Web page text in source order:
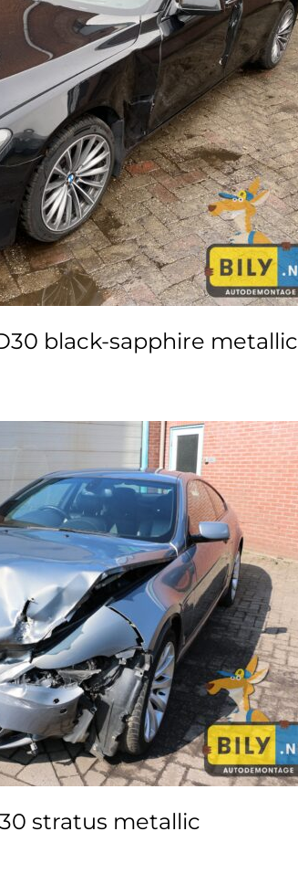
black-sapphire metallic
stratus metallic